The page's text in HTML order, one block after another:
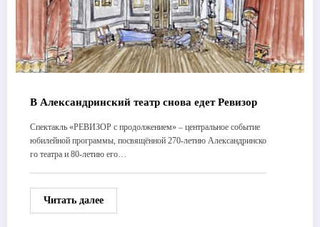
В Александринский театр снова едет Ревизор
Спектакль «РЕВИЗОР с продолжением» – центральное событие
юбилейной программы, посвящённой 270-летию Александринско
го театра и 80-летию его…
Читать далее